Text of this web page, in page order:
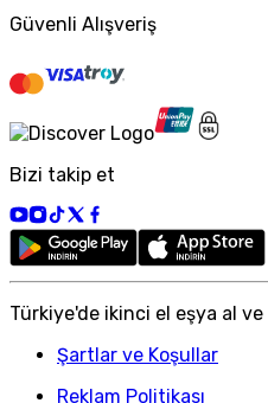
Güvenli Alışveriş
Bizi takip et
Türkiye'de ikinci el eşya al
Şartlar ve Koşullar
Reklam Politikası